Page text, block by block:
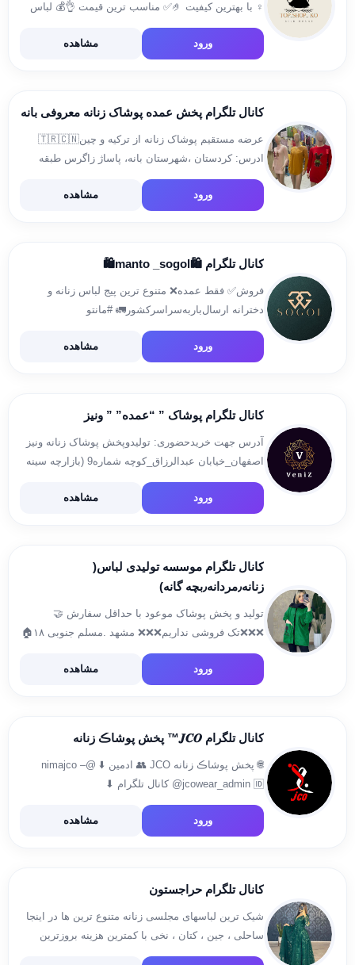
♀️ با بهترین کیفیت 🤌✅ مناسب ترین قیمت 👌💰 لباس
های مجلسی/ شیک , راحتی و خونگی / ✅آدرس سایت👈
ورود مشاهده
کانال تلگرام پخش عمده پوشاک زنانه معروفی بانه
عرضه مستقیم پوشاک زنانه از ترکیه و چین🇹🇷🇨🇳
ادرس: کردستان ،شهرستان بانه، پاساژ زاگرس طبقه
فروشگاه:08734217634☎️ (فروش فقط به صورت عمده
ورود مشاهده
کانال تلگرام 🛍️manto _sogol🛍️
فروش‌✅ فقط عمده❌ متنوع ترین پیج لباس زنانه و
دخترانه ارسال‌بار‌به‌‌سراسر‌کشور🚛 #مانتو
لاهوتی:09918536561 تلفن‌دفتر پخش:02140251723
ورود مشاهده
کانال تلگرام پوشاک ” “عمده” ” ونیز
آدرس جهت خریدحضوری: تولیدوپخش پوشاک زنانه ونیز
اصفهان_خیابان عبدالرزاق_کوچه شماره9 (بازارچه سینه
پایینی)_کوچه مسعودیه_مجتمع فدک_پخش ونیز کانال
رضایت 👇 @bijakveniz شماره تماس:۰۹۲۱۶۲۳۷۰۸۷
ورود مشاهده
کانال تلگرام موسسه تولیدی لباس(
زنانه٫مردانه٫بچه گانه)
تولید و پخش پوشاک موعود با حداقل سفارش 🤝
❌❌❌تک فروشی نداریم❌❌❌ مشهد .مسلم جنوبی ۱۸🏠
تا۷عصر آیدی جهت ثبت سفارش: @Asstolidi کانال
ورود مشاهده
کانال تلگرام 𝑱𝑪𝑶™️ پخش پوشاڪ زنانه
🌐 پخش پوشاڪ زنانه JCO 👥 ادمین ⬇️ @nimajco –
@jcowear_admin 🆔 کانال تلگرام ⬇
https://instagram.com/jco_wear1 –
ورود مشاهده
کانال تلگرام حراجستون
شیک ترین لباسهای مجلسی زنانه متنوع ترین ها در اینجا
ساحلی ، جین ، کتان ، نخی با کمترین هزینه بروزترین
باشید ********************* آیدی ثبت سفارش :